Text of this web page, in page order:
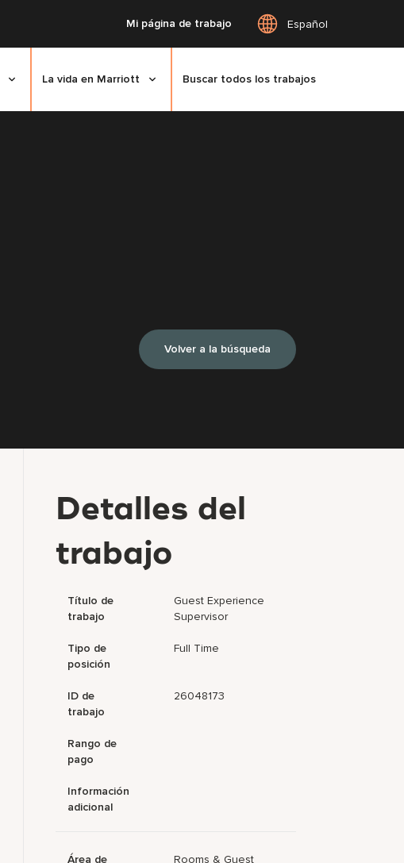
Mi página de trabajo Español
La vida en Marriott Buscar todos los trabajos
Volver a la búsqueda
Detalles del
trabajo
Título de
trabajo
Guest Experience
Supervisor
Tipo de
posición
Full Time
ID de
trabajo
26048173
Rango de
pago
Información
adicional
Área de
Rooms & Guest